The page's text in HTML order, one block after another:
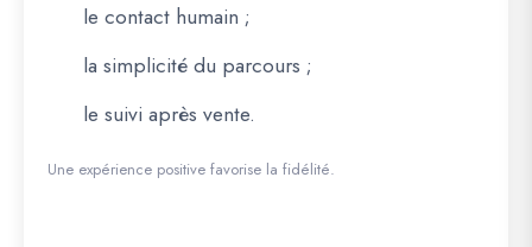
le contact humain ;
la simplicité du parcours ;
le suivi après vente.
Une expérience positive favorise la fidélité.